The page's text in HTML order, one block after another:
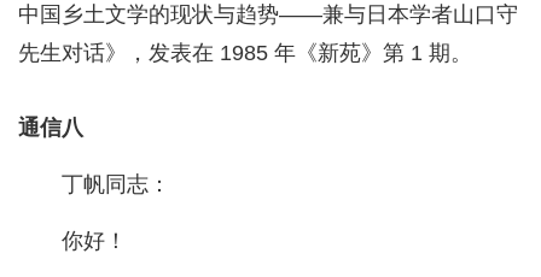
中国乡土文学的现状与趋势——兼与日本学者山口守
先生对话》，发表在 1985 年《新苑》第 1 期。
通信八
丁帆同志：
你好！